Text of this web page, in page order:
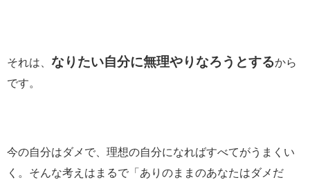
それは、 なりたい自分に無理やりなろうとするから
です。
今の自分はダメで、理想の自分になればすべてがうまくい
く。そんな考えはまるで「ありのままのあなたはダメだ